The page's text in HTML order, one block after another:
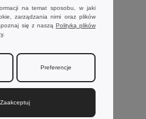
Poliestrowa czapka z elementami odblaskowymi
Produktów.
na temat sposobu, w jaki
zarządzania nimi oraz plików
się z naszą Polityką plików
.
Preferencje
Zaakceptuj